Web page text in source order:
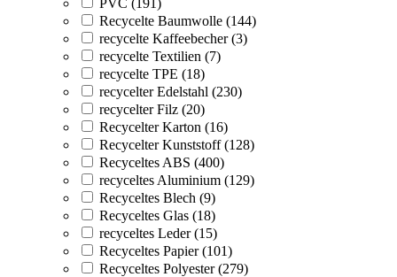
Recycelte Baumwolle (144)
recycelte Kaffeebecher (3)
recycelte Textilien (7)
recycelte TPE (18)
recycelter Edelstahl (230)
recycelter Filz (20)
Recycelter Karton (16)
Recycelter Kunststoff (128)
Recyceltes ABS (400)
recyceltes Aluminium (129)
Recyceltes Blech (9)
Recyceltes Glas (18)
recyceltes Leder (15)
Recyceltes Papier (101)
Recyceltes Polyester (279)